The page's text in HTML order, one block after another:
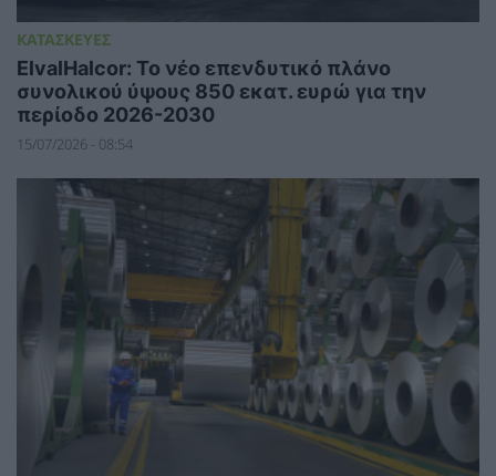
ΚΑΤΑΣΚΕΥΕΣ
ElvalHalcor: Το νέο επενδυτικό πλάνο
συνολικού ύψους 850 εκατ. ευρώ για την
περίοδο 2026-2030
15/07/2026 - 08:54